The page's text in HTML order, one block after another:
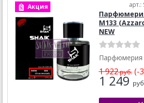
Акция арт.:
M133
NEW
Парфюмерия
1 922руб.(-
1 249